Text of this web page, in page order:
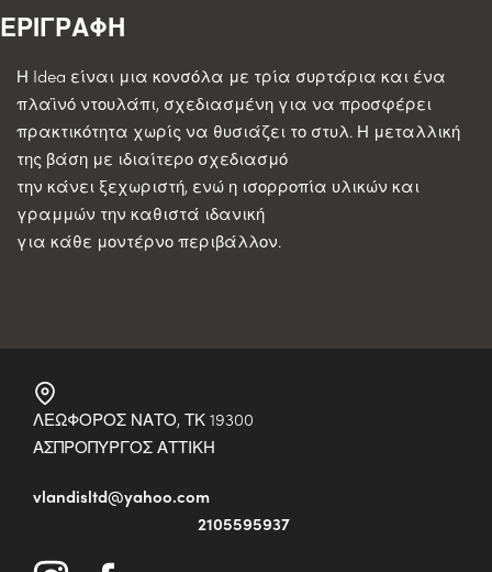
Η Idea είναι μια κονσόλα με τρία συρτάρια και ένα
πλαϊνό ντουλάπι, σχεδιασμένη για να προσφέρει
πρακτικότητα χωρίς να θυσιάζει το στυλ. Η μεταλλική
της βάση με ιδιαίτερο σχεδιασμό
την κάνει ξεχωριστή, ενώ η ισορροπία υλικών και
γραμμών την καθιστά ιδανική
για κάθε μοντέρνο περιβάλλον.
ΛΕΩΦΟΡΟΣ ΝΑΤΟ, ΤΚ 19300
ΑΣΠΡΟΠΥΡΓΟΣ ΑΤΤΙΚΗ
vlandisltd@yahoo.com
2105595937